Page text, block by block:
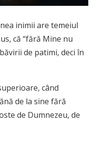
inimii are temeiul
că “fără Mine nu
de patimi, deci în
când
de la sine fără
de Dumnezeu, de